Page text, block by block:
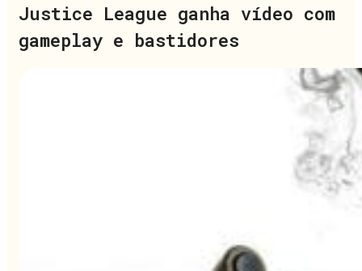
Justice League ganha vídeo com
gameplay e bastidores